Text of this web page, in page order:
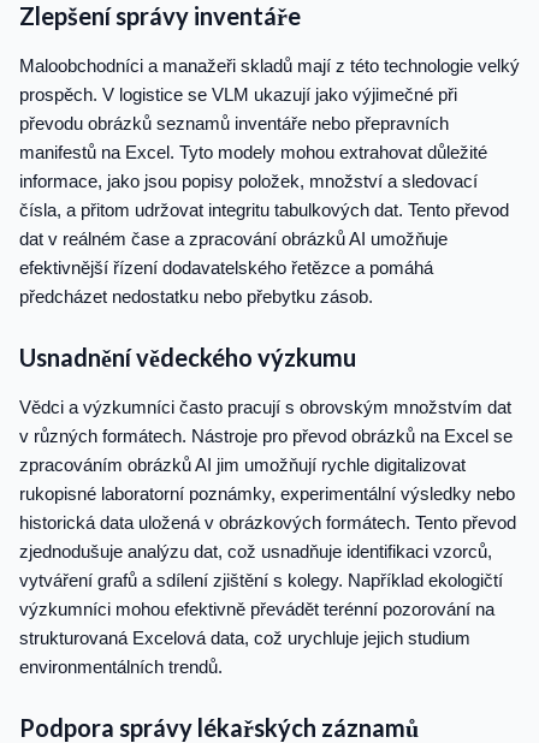
Zlepšení správy inventáře
Maloobchodníci a manažeři skladů mají z této technologie velký
prospěch. V logistice se VLM ukazují jako výjimečné při
převodu obrázků seznamů inventáře nebo přepravních
manifestů na Excel. Tyto modely mohou extrahovat důležité
informace, jako jsou popisy položek, množství a sledovací
čísla, a přitom udržovat integritu tabulkových dat. Tento převod
dat v reálném čase a zpracování obrázků AI umožňuje
efektivnější řízení dodavatelského řetězce a pomáhá
předcházet nedostatku nebo přebytku zásob.
Usnadnění vědeckého výzkumu
Vědci a výzkumníci často pracují s obrovským množstvím dat
v různých formátech. Nástroje pro převod obrázků na Excel se
zpracováním obrázků AI jim umožňují rychle digitalizovat
rukopisné laboratorní poznámky, experimentální výsledky nebo
historická data uložená v obrázkových formátech. Tento převod
zjednodušuje analýzu dat, což usnadňuje identifikaci vzorců,
vytváření grafů a sdílení zjištění s kolegy. Například ekologičtí
výzkumníci mohou efektivně převádět terénní pozorování na
strukturovaná Excelová data, což urychluje jejich studium
environmentálních trendů.
Podpora správy lékařských záznamů